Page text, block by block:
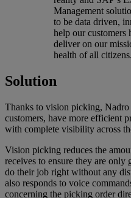
Management
to be data driven,
help our customers
deliver on our
health of all
Solution
Thanks to vision picking,
customers, have more efficient
with complete visibility across
Vision picking reduces the
receives to ensure they are only
do their job right without any
also responds to voice
concerning the picking order